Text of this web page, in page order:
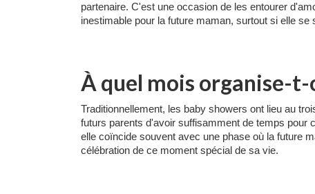
partenaire. C'est une occasion de les entourer
inestimable pour la future maman, surtout si elle
À quel mois organise-t-
Traditionnellement, les baby showers ont lieu au
futurs parents d'avoir suffisamment de temps pour
elle coïncide souvent avec une phase où la future
célébration de ce moment spécial de sa vie.